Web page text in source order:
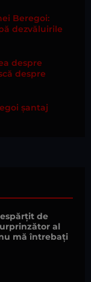
Beregoi:
dezvăluirile
despre
despre
șantaj
de
al
mă întrebați